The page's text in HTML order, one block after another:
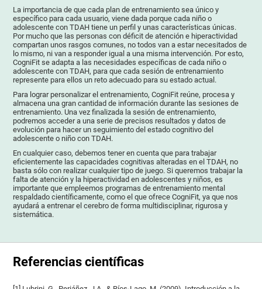
La importancia de que cada plan de entrenamiento sea único y
específico para cada usuario, viene dada porque cada niño o
adolescente con TDAH tiene un perfil y unas características únicas.
Por mucho que las personas con déficit de atención e hiperactividad
compartan unos rasgos comunes, no todos van a estar necesitados de
lo mismo, ni van a responder igual a una misma intervención. Por esto,
CogniFit se adapta a las necesidades específicas de cada niño o
adolescente con TDAH, para que cada sesión de entrenamiento
represente para ellos un reto adecuado para su estado actual.
Para lograr personalizar el entrenamiento, CogniFit reúne, procesa y
almacena una gran cantidad de información durante las sesiones de
entrenamiento. Una vez finalizada la sesión de entrenamiento,
podremos acceder a una serie de precisos resultados y datos de
evolución para hacer un seguimiento del estado cognitivo del
adolescente o niño con TDAH.
En cualquier caso, debemos tener en cuenta que para trabajar
eficientemente las capacidades cognitivas alteradas en el TDAH, no
basta sólo con realizar cualquier tipo de juego. Si queremos trabajar la
falta de atención y la hiperactividad en adolescentes y niños, es
importante que empleemos programas de entrenamiento mental
respaldado científicamente, como el que ofrece CogniFit, ya que nos
ayudará a entrenar el cerebro de forma multidisciplinar, rigurosa y
sistemática.
Referencias científicas